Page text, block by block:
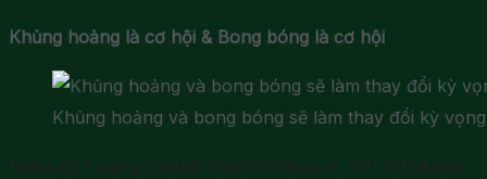
Khủng hoảng là cơ hội & Bong bóng là cơ hội
Khủng hoảng và bong bóng sẽ làm thay đổi kỳ
Một cái sẽ mang tới cho ta cơ hội mua rẻ, một cái sẽ cho